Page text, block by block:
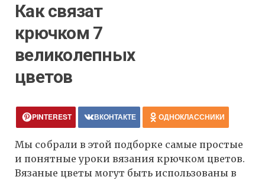
Как связат
крючком 7
великолепных
цветов
PINTEREST ВКОНТАКТЕ ОДНОКЛАССНИКИ
Мы собрали в этой подборке самые простые
и понятные уроки вязания крючком цветов.
Вязаные цветы могут быть использованы в